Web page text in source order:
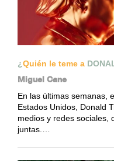
¿Quién le teme a
Miguel Cane
En las últimas semanas,
Estados Unidos, Donald
medios y redes sociales,
juntas.…